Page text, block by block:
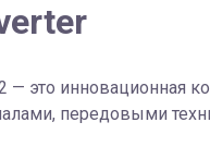
— это инновационная
передовыми